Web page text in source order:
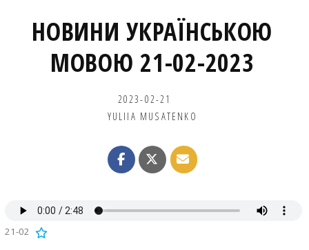
НОВИНИ УКРАЇНСЬКОЮ
МОВОЮ 21-02-2023
2023-02-21
YULIIA MUSATENKO
21-02